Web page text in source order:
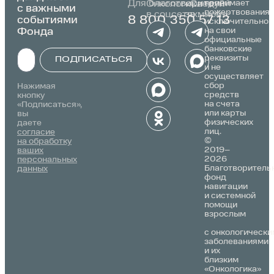
Для благотворителей
8 800 350 57 13
с важными
событиями
Фонда
ПОДПИСАТЬСЯ
Нажимая
кнопку
«Подписаться»,
вы
даете
согласие
на обработку
ваших
персональных
данных
Онкологика
в соцсетях:
«Следуй
за мной»:
©
2019–
2026
фонд
навигации
и системной
помощи
взрослым
с
заболеваниями
и их
близким
«Онкологика»
принимает
пожертвования
исключительно
на свои
официальные
банковские
реквизиты
и не
осуществляет
сбор
средств
на счета
или карты
физических
лиц.